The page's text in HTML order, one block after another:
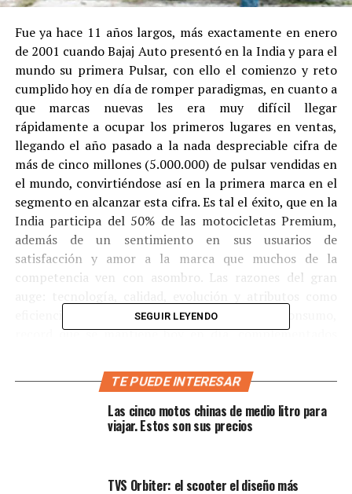
Fue ya hace 11 años largos, más exactamente en enero
de 2001 cuando Bajaj Auto presentó en la India y para el
mundo su primera Pulsar, con ello el comienzo y reto
cumplido hoy en día de romper paradigmas, en cuanto a
que marcas nuevas les era muy difícil llegar
rápidamente a ocupar los primeros lugares en ventas,
llegando el año pasado a la nada despreciable cifra de
más de cinco millones (5.000.000) de pulsar vendidas en
el mundo, convirtiéndose así en la primera marca en el
segmento en alcanzar esta cifra. Es tal el éxito, que en la
India participa del 50% de las motocicletas Premium,
además de un sentimiento en sus usuarios de
satisfacción y amor a la marca que muchos de la
competencia ven con asombro. Las razones del gran
eficiencia en rendimiento, economía en consumo,
record que se mantiene hoy en día, complementados
alcance de muchos; son estos los valores para que
Pulsar y Auteco con su afianzamiento en representación
y servicio entre sus usuarios en Colombia, hoy en día no
solo hayan generado confianza sino algo que si es difícil
SEGUIR LEYENDO
TE PUEDE INTERESAR
Las cinco motos chinas de medio litro para
viajar. Estos son sus precios
TVS Orbiter: el scooter el diseño más